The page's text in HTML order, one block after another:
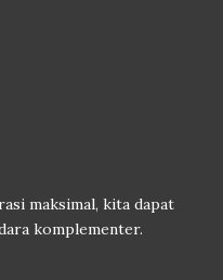
maksimal, kita dapat
komplementer.